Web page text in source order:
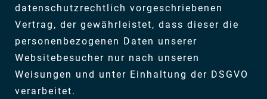
datenschutzrechtlich vorgeschriebenen
Vertrag, der gewährleistet, dass dieser die
personenbezogenen Daten unserer
Websitebesucher nur nach unseren
Weisungen und unter Einhaltung der DSGVO
verarbeitet.